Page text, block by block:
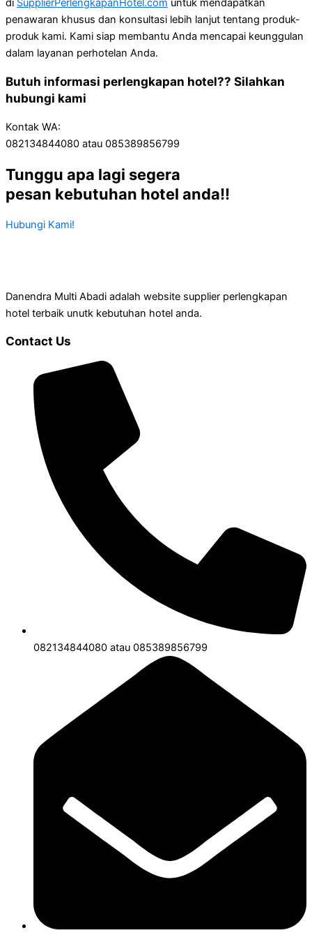
di SupplierPerlengkapanHotel.com untuk mendapatkan
penawaran khusus dan konsultasi lebih lanjut tentang produk-
produk kami. Kami siap membantu Anda mencapai keunggulan
dalam layanan perhotelan Anda.
Butuh informasi perlengkapan hotel?? Silahkan
hubungi kami
Kontak WA:
082134844080 atau 085389856799
Tunggu apa lagi segera
pesan kebutuhan hotel anda!!
Hubungi Kami!
Danendra Multi Abadi adalah website supplier perlengkapan
hotel terbaik unutk kebutuhan hotel anda.
Contact Us
082134844080 atau 085389856799